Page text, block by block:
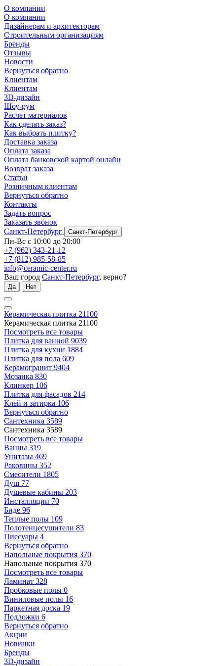
О компании
О компании
Дизайнерам и архитекторам
Строительным организациям
Бренды
Отзывы
Новости
Вернуться обратно
Клиентам
Клиентам
3D-дизайн
Шоу-рум
Расчет материалов
Как сделать заказ?
Как выбрать плитку?
Доставка заказа
Оплата заказа
Оплата банковской картой онлайн
Возврат заказа
Статьи
Розничным клиентам
Вернуться обратно
Контакты
Задать вопрос
Заказать звонок
Санкт-Петербург
Санкт-Петербург
Пн-Вс с 10:00 до 20:00
+7 (962) 343-21-12
+7 (812) 985-58-85
info@ceramic-center.ru
Ваш город Санкт-Петербург, верно?
Да Нет
Керамическая плитка 21100
Керамическая плитка 21100
Посмотреть все товары
Плитка для ванной 9039
Плитка для кухни 1884
Плитка для пола 609
Керамогранит 9404
Мозаика 830
Клинкер 106
Плитка для фасадов 214
Клей и затирка 106
Вернуться обратно
Сантехника 3589
Сантехника 3589
Посмотреть все товары
Ванны 319
Унитазы 469
Раковины 352
Смесители 1805
Душ 77
Душевые кабины 203
Инсталляции 70
Биде 96
Теплые полы 109
Полотенцесушители 83
Писсуары 4
Вернуться обратно
Напольные покрытия 370
Напольные покрытия 370
Посмотреть все товары
Ламинат 328
Пробковые полы 0
Виниловые полы 16
Паркетная доска 19
Подложки 6
Вернуться обратно
Акции
Новинки
Бренды
3D-дизайн